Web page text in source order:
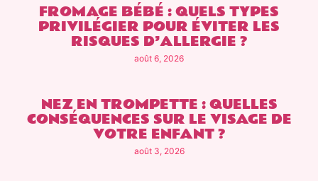
FROMAGE BÉBÉ : QUELS TYPES
PRIVILÉGIER POUR ÉVITER LES
RISQUES D’ALLERGIE ?
août 6, 2026
NEZ EN TROMPETTE : QUELLES
CONSÉQUENCES SUR LE VISAGE DE
VOTRE ENFANT ?
août 3, 2026